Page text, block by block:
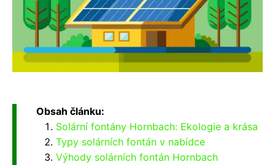
Obsah článku:
Solární fontány Hornbach: Ekologie a krása
Typy solárních fontán v nabídce
Výhody solárních fontán Hornbach